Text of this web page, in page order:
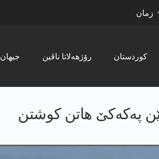
زمان
جیھان رۆژھەلاتا ناڤین کوردستان
په‌كه‌كێ هاتن كوشتن